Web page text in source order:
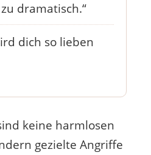
dramatisch.“
dich so lieben
keine harmlosen
gezielte Angriffe